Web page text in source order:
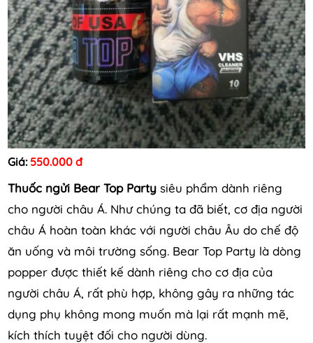
Giá: 550.000 đ
Thuốc ngửi Bear Top Party siêu phẩm dành riêng
cho người châu Á. Như chúng ta đã biết, cơ địa người
châu Á hoàn toàn khác với người châu Âu do chế độ
ăn uống và môi trường sống. Bear Top Party là dòng
popper được thiết kế dành riêng cho cơ địa của
người châu Á, rất phù hợp, không gây ra những tác
dụng phụ không mong muốn mà lại rất mạnh mẽ,
kích thích tuyệt đối cho người dùng.